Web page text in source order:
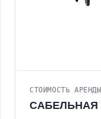
СТОИМОСТЬ АРЕНДЫ
САБЕЛЬНАЯ